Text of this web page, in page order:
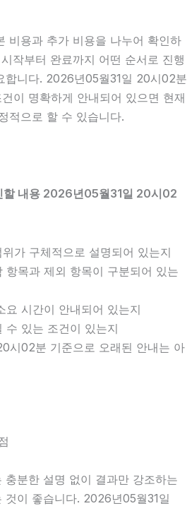
비용과 추가 비용을 나누어 확인하
작부터 완료까지 어떤 순서로 진행
합니다. 2026년05월31일 20시02분
이 명확하게 안내되어 있으면 현재
적으로 할 수 있습니다.
할 내용 2026년05월31일 20시02
가 구체적으로 설명되어 있는지
항목과 제외 항목이 구분되어 있는
요 시간이 안내되어 있는지
수 있는 조건이 있는지
시02분 기준으로 오래된 안내는 아
충분한 설명 없이 결과만 강조하는
것이 좋습니다. 2026년05월31일